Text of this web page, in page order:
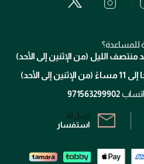
للمساعدة؟
971563299902
أرسل لنا:
استفسار